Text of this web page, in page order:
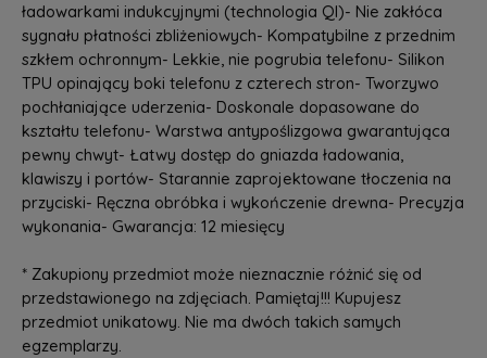
ładowarkami indukcyjnymi (technologia QI)- Nie zakłóca
sygnału płatności zbliżeniowych- Kompatybilne z przednim
szkłem ochronnym- Lekkie, nie pogrubia telefonu- Silikon
TPU opinający boki telefonu z czterech stron- Tworzywo
pochłaniające uderzenia- Doskonale dopasowane do
kształtu telefonu- Warstwa antypoślizgowa gwarantująca
pewny chwyt- Łatwy dostęp do gniazda ładowania,
klawiszy i portów- Starannie zaprojektowane tłoczenia na
przyciski- Ręczna obróbka i wykończenie drewna- Precyzja
wykonania- Gwarancja: 12 miesięcy
* Zakupiony przedmiot może nieznacznie różnić się od
przedstawionego na zdjęciach. Pamiętaj!!! Kupujesz
przedmiot unikatowy. Nie ma dwóch takich samych
egzemplarzy.